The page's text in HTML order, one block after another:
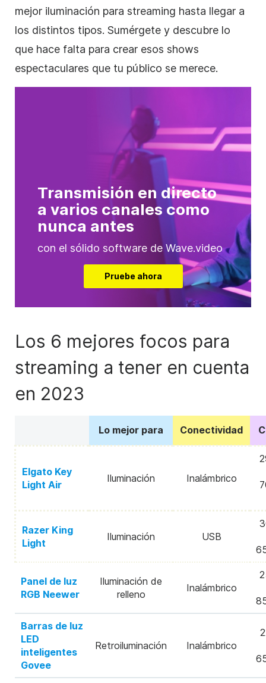
mejor iluminación para streaming hasta llegar a
los distintos tipos. Sumérgete y descubre lo
que hace falta para crear esos shows
espectaculares que tu público se merece.
Transmisión en directo
a varios canales como
nunca antes
con el sólido software de Wave.video
Pruebe ahora
Los 6 mejores focos para
streaming a tener en cuenta
en 2023
Lo mejor para Conectividad
Elgato Key
Light Air
Iluminación Inalámbrico
Razer King
Light
Iluminación USB
Panel de luz
RGB Neewer
Iluminación de
relleno
Inalámbrico
Barras de luz
LED
inteligentes
Govee
Retroiluminación Inalámbrico